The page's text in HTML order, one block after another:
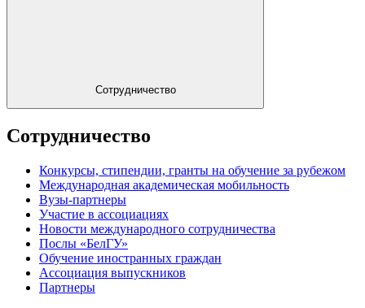
Сотрудничество
Сотрудничество
Конкурсы, стипендии, гранты на обучение за рубежом
Международная академическая мобильность
Вузы-партнеры
Участие в ассоциациях
Новости международного сотрудничества
Послы «БелГУ»
Обучение иностранных граждан
Ассоциация выпускников
Партнеры